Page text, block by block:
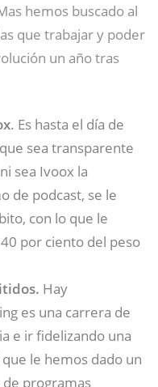
hemos buscado al
que trabajar y poder
un año tras
. Es hasta el día de
sea transparente
sea Ivoox la
de podcast, se le
con lo que le
por ciento del peso
Hay
es una carrera de
e ir fidelizando una
le hemos dado un
programas